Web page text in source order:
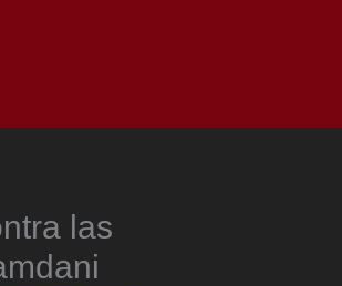
las